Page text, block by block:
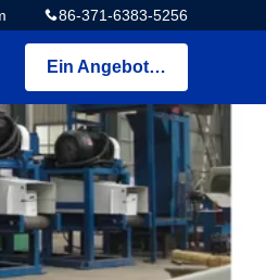
86-371-6383-5256
Ein Angebot bekommen